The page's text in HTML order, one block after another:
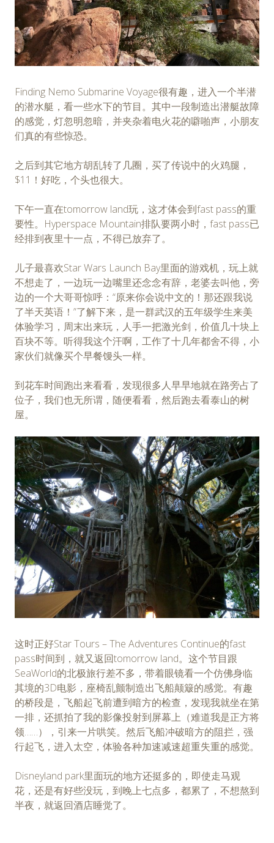
Finding Nemo Submarine Voyage很有趣，进入一个半潜
的潜水艇，看一些水下的节目。其中一段制造出潜艇故障
的感觉，灯忽明忽暗，并夹杂着电火花的噼啪声，小朋友
们真的有些惊恐。
之后到其它地方胡乱转了几圈，买了传说中的火鸡腿，
$11！好吃，个头也很大。
下午一直在tomorrow land玩，这才体会到fast pass的重
要性。Hyperspace Mountain排队要两小时，fast pass已
经排到夜里十一点，不得已放弃了。
儿子最喜欢Star Wars Launch Bay里面的游戏机，玩上就
不想走了，一边玩一边嘴里还念念有辞，老婆去叫他，旁
边的一个大哥哥惊呼：“原来你会说中文的！那还跟我说
了半天英语！”了解下来，是一群武汉的五年级学生来美
体验学习，周末出来玩，人手一把激光剑，价值几十块上
百块不等。听得我这个汗啊，工作了十几年都舍不得，小
家伙们就像买个早餐馒头一样。
到花车时间跑出来看看，发现很多人早早地就在路旁占了
位子，我们也无所谓，随便看看，然后跑去看泰山的树
屋。
这时正好Star Tours – The Adventures Continue的fast
pass时间到，就又返回tomorrow land。这个节目跟
SeaWorld的北极旅行差不多，带着眼镜看一个仿佛身临
其境的3D电影，座椅乱颤制造出飞船颠簸的感觉。有趣
的桥段是，飞船起飞前遭到暗方的检查，发现我就坐在第
一排，还抓拍了我的影像投射到屏幕上（难道我是正方将
领……），引来一片哄笑。然后飞船冲破暗方的阻拦，强
行起飞，进入太空，体验各种加速减速超重失重的感觉。
Disneyland park里面玩的地方还挺多的，即使走马观
花，还是有好些没玩，到晚上七点多，都累了，不想熬到
半夜，就返回酒店睡觉了。